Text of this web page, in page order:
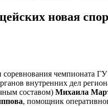
новая
чемпионата
внутренних дел
составом) Михаила
, помощник